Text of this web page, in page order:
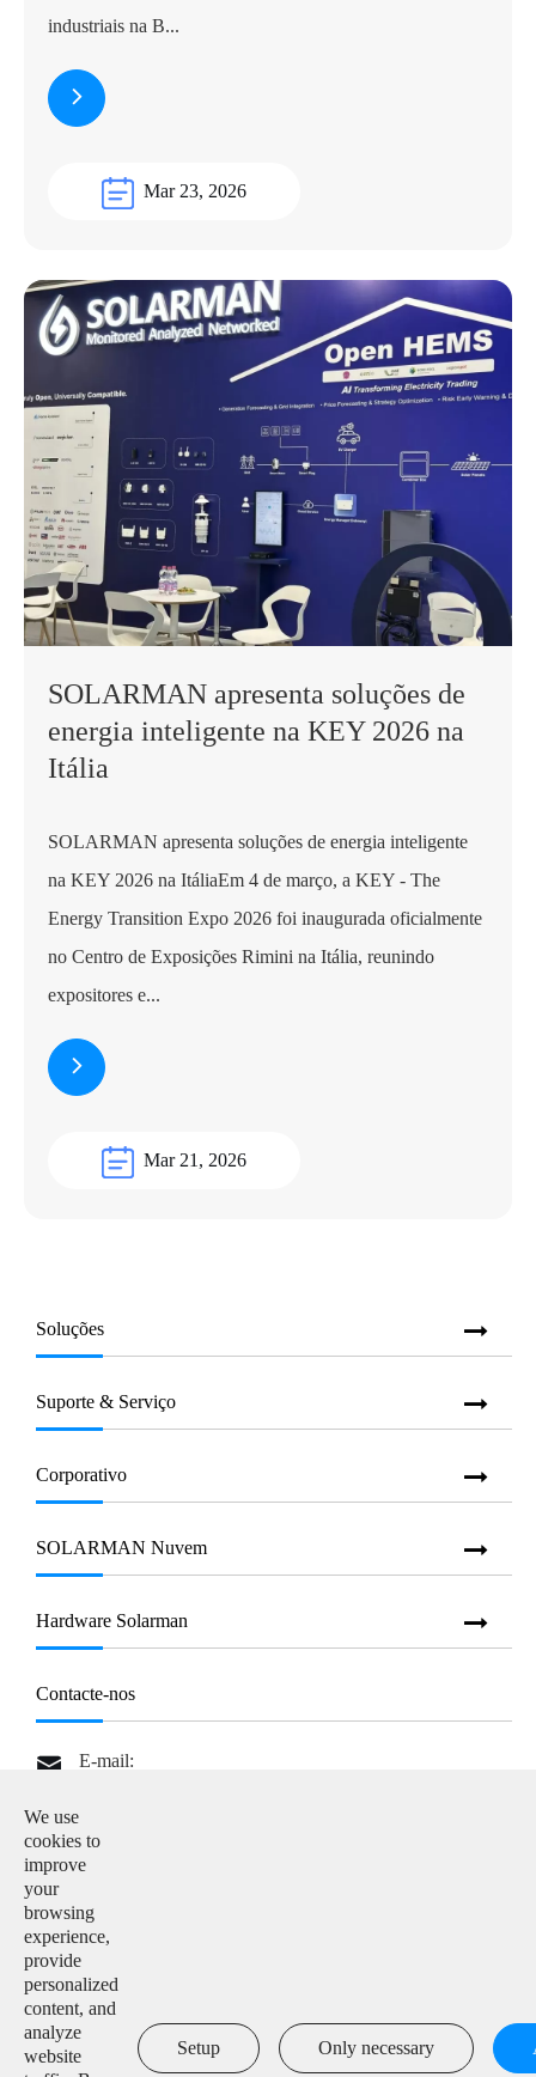
industriais na B...
Mar 23, 2026
SOLARMAN apresenta soluções de
energia inteligente na KEY 2026 na
Itália
SOLARMAN apresenta soluções de energia inteligente
na KEY 2026 na ItáliaEm 4 de março, a KEY - The
Energy Transition Expo 2026 foi inaugurada oficialmente
no Centro de Exposições Rimini na Itália, reunindo
expositores e...
Mar 21, 2026
Soluções
Suporte & Serviço
Corporativo
SOLARMAN Nuvem
Hardware Solarman
Contacte-nos

E-mail:


Building H4, China IoT International Innovation Park,
No. 6, Jingxian Road, Wuxi, Jiangsu, P. R. China
We use
cookies to
improve
your
browsing
experience,
provide
personalized
content, and
analyze
website
Setup Only necessary